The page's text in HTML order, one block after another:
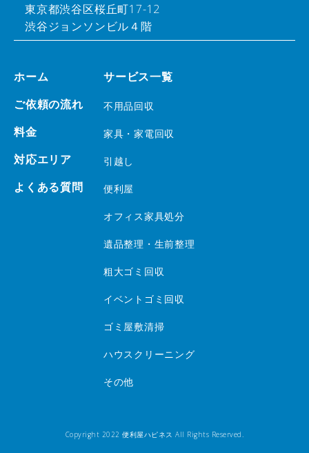
東京都渋谷区桜丘町17-12
渋谷ジョンソンビル４階
ホーム
ご依頼の流れ
料金
対応エリア
よくある質問
サービス一覧
不用品回収
家具・家電回収
引越し
便利屋
オフィス家具処分
遺品整理・生前整理
粗大ゴミ回収
イベントゴミ回収
ゴミ屋敷清掃
ハウスクリーニング
その他
Copyright 2022 便利屋ハピネス All Rights Reserved.